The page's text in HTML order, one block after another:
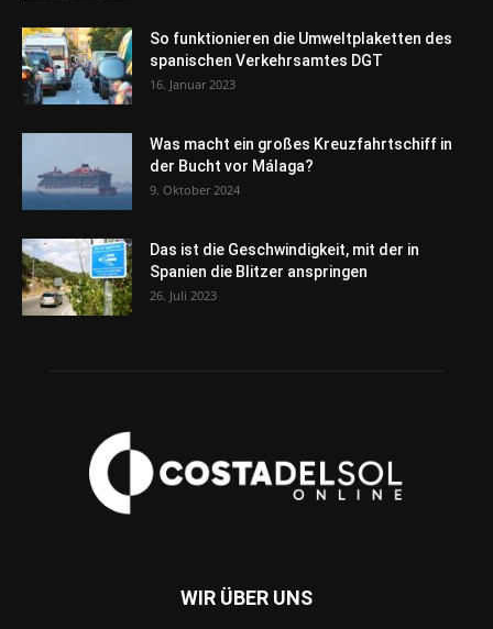
So funktionieren die Umweltplaketten des
spanischen Verkehrsamtes DGT
16. Januar 2023
Was macht ein großes Kreuzfahrtschiff in
der Bucht vor Málaga?
9. Oktober 2024
Das ist die Geschwindigkeit, mit der in
Spanien die Blitzer anspringen
26. Juli 2023
WIR ÜBER UNS